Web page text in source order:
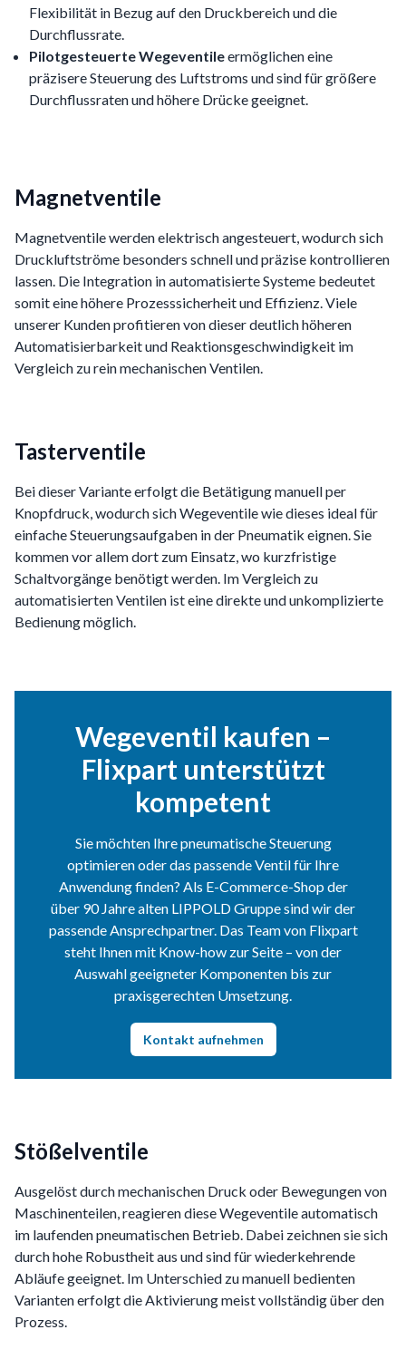
Flexibilität in Bezug auf den Druckbereich und die
Durchflussrate.
Pilotgesteuerte Wegeventileermöglichen eine
präzisere Steuerung des Luftstroms und sind für größere
Durchflussraten und höhere Drücke geeignet.
Magnetventile
Magnetventile werden elektrisch angesteuert, wodurch sich
Druckluftströme besonders schnell und präzise kontrollieren
lassen. Die Integration in automatisierte Systeme bedeutet
somit eine höhere Prozesssicherheit und Effizienz. Viele
unserer Kunden profitieren von dieser deutlich höheren
Automatisierbarkeit und Reaktionsgeschwindigkeit im
Vergleich zu rein mechanischen Ventilen.
Tasterventile
Bei dieser Variante erfolgt die Betätigung manuell per
Knopfdruck, wodurch sich Wegeventile wie dieses ideal für
einfache Steuerungsaufgaben in der Pneumatik eignen. Sie
kommen vor allem dort zum Einsatz, wo kurzfristige
Schaltvorgänge benötigt werden. Im Vergleich zu
automatisierten Ventilen ist eine direkte und unkomplizierte
Bedienung möglich.
Wegeventil kaufen –
Flixpart unterstützt
kompetent
Sie möchten Ihre pneumatische Steuerung
optimieren oder das passende Ventil für Ihre
Anwendung finden? Als E-Commerce-Shop der
über 90 Jahre alten LIPPOLD Gruppe sind wir der
passende Ansprechpartner. Das Team von Flixpart
steht Ihnen mit Know-how zur Seite – von der
Auswahl geeigneter Komponenten bis zur
praxisgerechten Umsetzung.
Kontakt aufnehmen
Stößelventile
Ausgelöst durch mechanischen Druck oder Bewegungen von
Maschinenteilen, reagieren diese Wegeventile automatisch
im laufenden pneumatischen Betrieb. Dabei zeichnen sie sich
durch hohe Robustheit aus und sind für wiederkehrende
Abläufe geeignet. Im Unterschied zu manuell bedienten
Varianten erfolgt die Aktivierung meist vollständig über den
Prozess.